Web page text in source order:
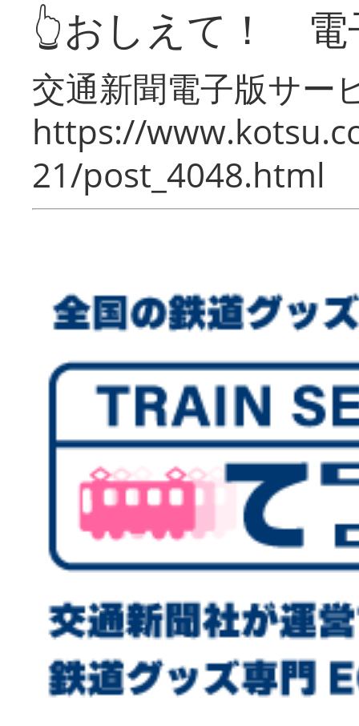
👆おしえて！ 電
交通新聞電子版サー
https://
21/post_4048.html